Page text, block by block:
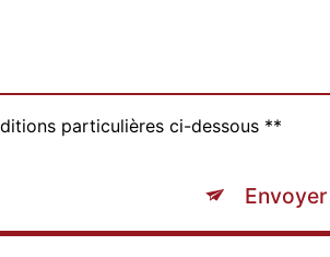
particulières ci-dessous **
Envoyer